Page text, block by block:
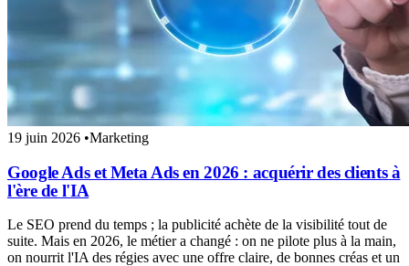
19 juin 2026 •Marketing
Google Ads et Meta Ads en 2026 : acquérir des clients à
l'ère de l'IA
Le SEO prend du temps ; la publicité achète de la visibilité tout de
suite. Mais en 2026, le métier a changé : on ne pilote plus à la main,
on nourrit l'IA des régies avec une offre claire, de bonnes créas et un